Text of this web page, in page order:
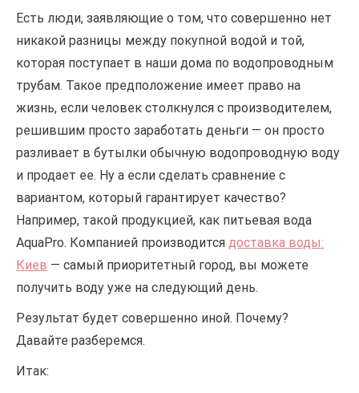
Есть люди, заявляющие о том, что совершенно нет
никакой разницы между покупной водой и той,
которая поступает в наши дома по водопроводным
трубам. Такое предположение имеет право на
жизнь, если человек столкнулся с производителем,
решившим просто заработать деньги — он просто
разливает в бутылки обычную водопроводную воду
и продает ее. Ну а если сделать сравнение с
вариантом, который гарантирует качество?
Например, такой продукцией, как питьевая вода
AquaPro. Компанией производится доставка воды:
Киев — самый приоритетный город, вы можете
получить воду уже на следующий день.
Результат будет совершенно иной. Почему?
Давайте разберемся.
Итак: